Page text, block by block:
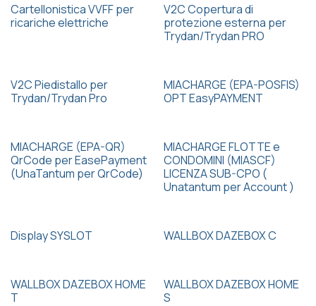
Cartellonistica VVFF per
ricariche elettriche
V2C Copertura di
protezione esterna per
Trydan/Trydan PRO
V2C Piedistallo per
Trydan/Trydan Pro
MIACHARGE (EPA-POSFIS)
OPT EasyPAYMENT
MIACHARGE (EPA-QR)
QrCode per EasePayment
(UnaTantum per QrCode)
MIACHARGE FLOTTE e
CONDOMINI (MIASCF)
LICENZA SUB-CPO (
Unatantum per Account )
Display SYSLOT WALLBOX DAZEBOX C
WALLBOX DAZEBOX HOME
T
WALLBOX DAZEBOX HOME
S